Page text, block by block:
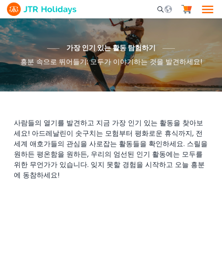
Mobile Search
가장 인기 있는 활동 탐험하기
흥분 속으로 뛰어들기: 모두가 이야기하는 것을 발견하세요!
사람들의 열기를 발견하고 지금 가장 인기 있는 활동을 찾아보
세요! 아드레날린이 솟구치는 모험부터 평화로운 휴식까지, 전
세계 애호가들의 관심을 사로잡는 활동들을 확인하세요. 스릴을
원하든 평온함을 원하든, 우리의 엄선된 인기 활동에는 모두를
위한 무언가가 있습니다. 잊지 못할 경험을 시작하고 오늘 흥분
에 동참하세요!